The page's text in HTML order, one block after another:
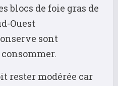
blocs de foie gras de
Ouest
sont
rester modérée car